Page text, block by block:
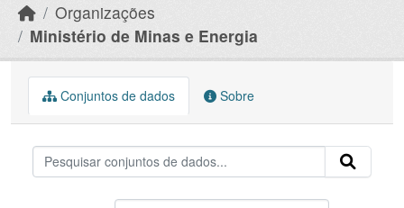
Organizações
Ministério de Minas e Energia
Conjuntos de dados Sobre